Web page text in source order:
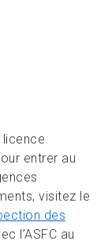
licence
entrer au
visitez le
des
l’ASFC au